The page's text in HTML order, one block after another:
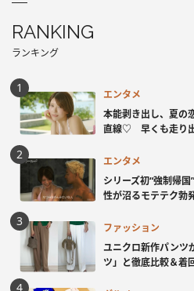
RANKING
ランキング
エンタメ
本能剥き出し、夏
直線♡ 早くも走り
エンタメ
シリーズ初“強制帰
性が沼るモテテク勃
ファッション
ユニクロ新作パン
ツ」と徹底比較＆着